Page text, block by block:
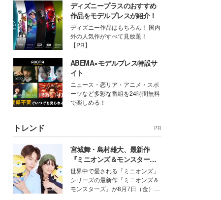
ディズニープラスのおすすめ
作品をモデルプレスが紹介！
ディズニー作品はもちろん！ 国内
外の人気作がすべて見放題！
【PR】
ABEMA×モデルプレス特設サ
イト
ニュース・恋リア・アニメ・スポ
ーツなど多彩な番組を24時間無料
で楽しめる！
トレンド PR
宮城舞・島村雄大、最新作
『ミニオンズ＆モンスター
ズ』の魅力熱弁 ハチャメチャ
だけじゃない“友情と絆”に感
動
世界中で愛される「ミニオンズ」
シリーズの最新作『ミニオンズ＆
モンスターズ』が8月7日（金）に